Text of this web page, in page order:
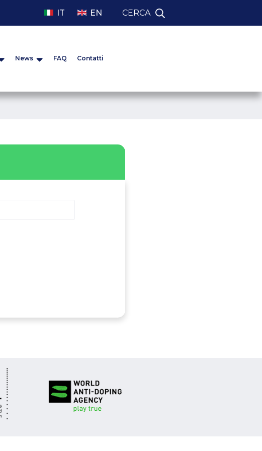
CERCA
IT EN
News FAQ Contatti